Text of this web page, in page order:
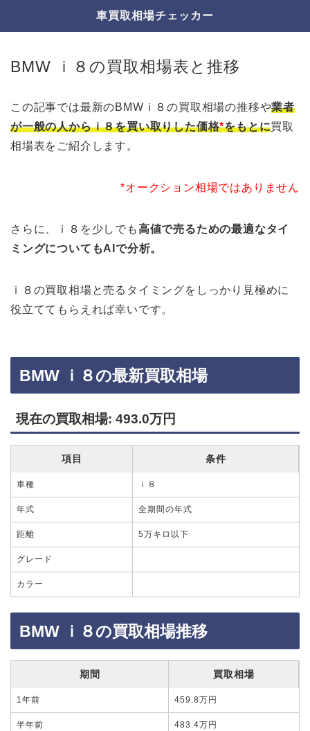
車買取相場チェッカー
BMW ｉ８の買取相場表と推移
この記事では最新のBMWｉ８の買取相場の推移や業者
が一般の人からｉ８を買い取りした価格*をもとに買取
相場表をご紹介します。
*オークション相場ではありません
さらに、ｉ８を少しでも高値で売るための最適なタイ
ミングについてもAIで分析。
ｉ８の買取相場と売るタイミングをしっかり見極めに
役立ててもらえれば幸いです。
BMW ｉ８の最新買取相場
現在の買取相場: 493.0万円
項目 条件
車種 ｉ８
年式 全期間の年式
距離 5万キロ以下
グレード
カラー
BMW ｉ８の買取相場推移
期間 買取相場
1年前 459.8万円
半年前 483.4万円